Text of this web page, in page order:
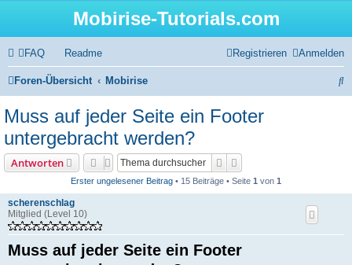
Mobirise-Tutorials.com
FAQ Readme Anmelden
Registrieren
Foren-Übersicht Mobirise
S
Muss auf jeder Seite ein Footer
untergebracht werden?
Antworten Suche
Erster ungelesener Beitrag • 15 Beiträge • Seite 1 von 1
scherenschlag
Mitglied (Level 10)
Muss auf jeder Seite ein Footer